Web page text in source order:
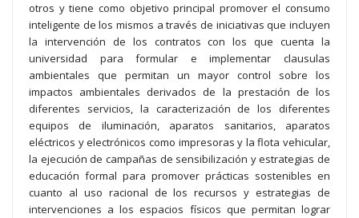
otros y tiene como objetivo principal promover el consumo
inteligente de los mismos a través de iniciativas que incluyen
la intervención de los contratos con los que cuenta la
universidad para formular e implementar clausulas
ambientales que permitan un mayor control sobre los
impactos ambientales derivados de la prestación de los
diferentes servicios, la caracterización de los diferentes
equipos de iluminación, aparatos sanitarios, aparatos
eléctricos y electrónicos como impresoras y la flota vehicular,
la ejecución de campañas de sensibilización y estrategias de
educación formal para promover prácticas sostenibles en
cuanto al uso racional de los recursos y estrategias de
intervenciones a los espacios físicos que permitan lograr